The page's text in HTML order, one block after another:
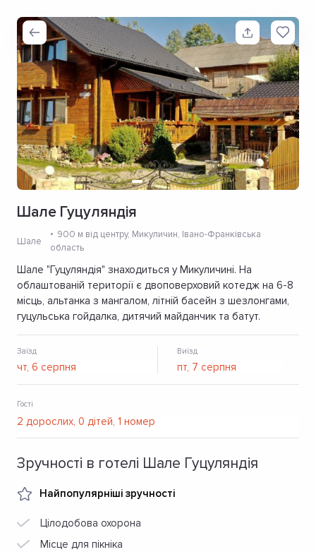
Шале Гуцуляндія
Шале
900 м від центру, Микуличин, Івано-Франківська
область
Шале "Гуцуляндія" знаходиться у Микуличині. На
облаштованій території є двоповерховий котедж на 6-8
місць, альтанка з мангалом, літній басейн з шезлонгами,
гуцульська гойдалка, дитячий майданчик та батут.
Заїзд Виїзд
Гості
Зручності в готелі Шале Гуцуляндія
Найпопулярніші зручності
Цілодобова охорона
Місце для пікніка